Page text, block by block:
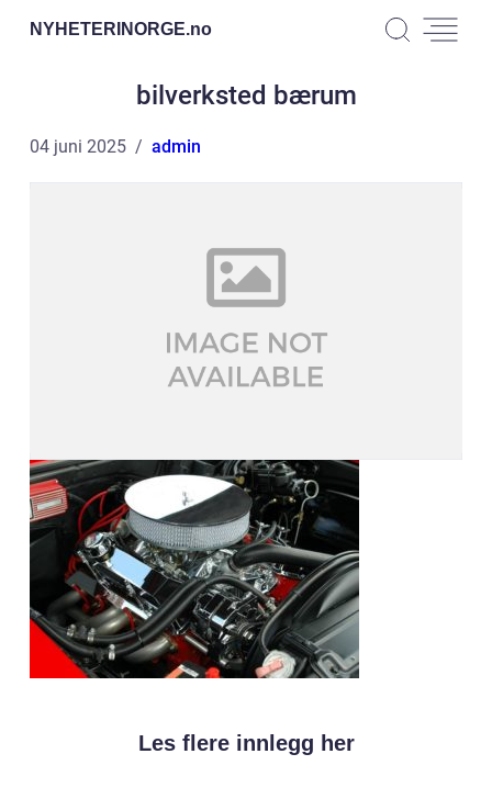
NYHETERINORGE.no
bilverksted bærum
04 juni 2025 admin
Les flere innlegg her